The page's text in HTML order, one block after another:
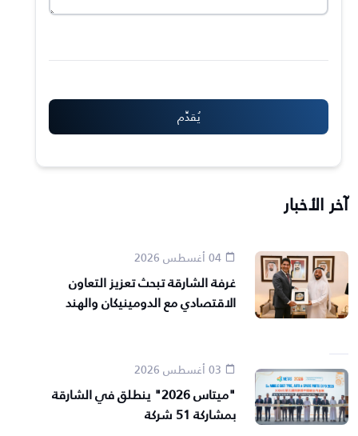
آخر الأخبار
04 أغسطس 2026
غرفة الشارقة تبحث تعزيز التعاون
الاقتصادي مع الدومينيكان والهند
"ميتاس 2026" ينطلق في الشارقة
بمشاركة 51 شركة